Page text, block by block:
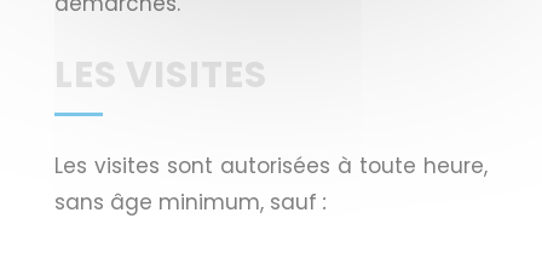
LES VISITES
Les visites sont autorisées à toute heure,
sans âge minimum, sauf :